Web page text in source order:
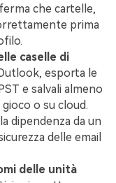
che cartelle,
prima
caselle di
esporta le
e salvali almeno
o su cloud.
dipendenza da un
delle email
delle unità